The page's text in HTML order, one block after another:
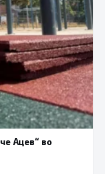
Ацев“ во